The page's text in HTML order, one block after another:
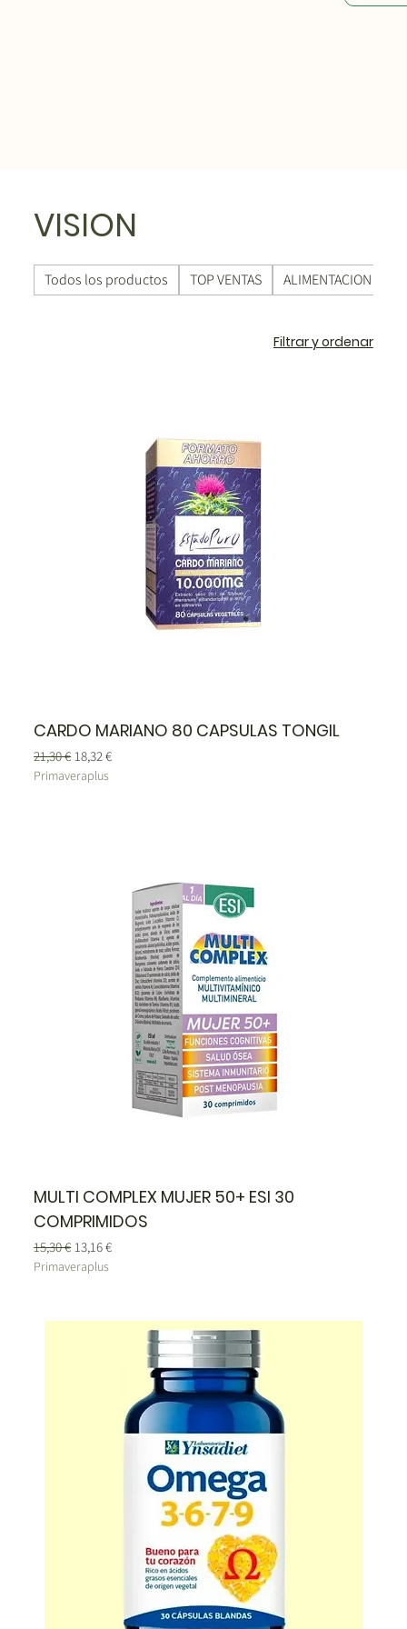
VISION
Todos los productos TOP VENTAS ALIMENTACION
Filtrar y ordenar
CARDO MARIANO 80 CAPSULAS TONGIL
Precio
21,30 € Precio de oferta
18,32 €
Primaveraplus
MULTI COMPLEX MUJER 50+ ESI 30
COMPRIMIDOS
Precio
15,30 € Precio de oferta
13,16 €
Primaveraplus